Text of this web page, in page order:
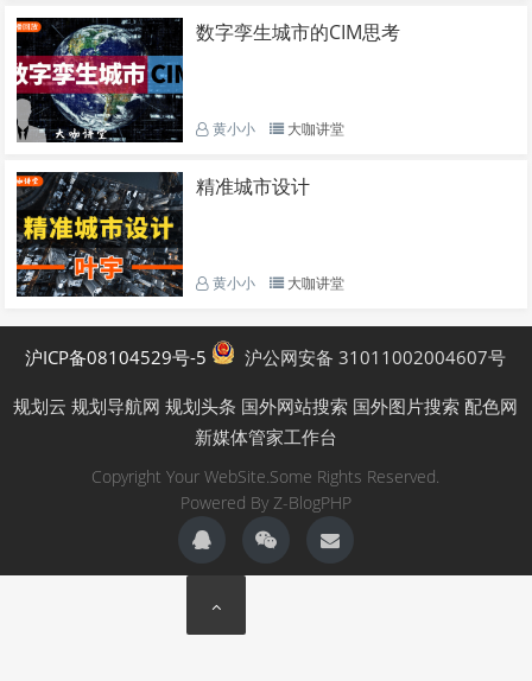
数字孪生城市的CIM思考
黄小小 大咖讲堂
精准城市设计
黄小小 大咖讲堂
沪ICP备08104529号-5 沪公网安备 31011002004607号
规划云 规划导航网 规划头条 国外网站搜索 国外图片搜索 配色网
新媒体管家工作台
Copyright Your WebSite.Some Rights Reserved.
Powered By Z-BlogPHP